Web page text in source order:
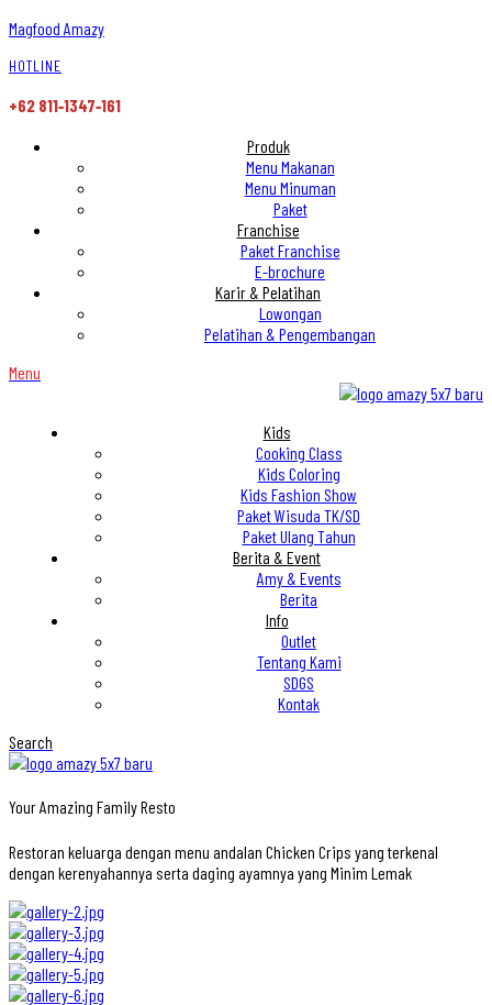
Magfood Amazy
HOTLINE
+62 811‑1347‑161
Produk
Menu Makanan
Menu Minuman
Paket
Franchise
Paket Franchise
E-brochure
Karir & Pelatihan
Lowongan
Pelatihan & Pengembangan
Menu
Kids
Cooking Class
Kids Coloring
Kids Fashion Show
Paket Wisuda TK/SD
Paket Ulang Tahun
Berita & Event
Amy & Events
Berita
Info
Outlet
Tentang Kami
SDGS
Kontak
Search
Your Amazing Family Resto
Restoran keluarga dengan menu andalan Chicken Crips yang terkenal
dengan kerenyahannya serta daging ayamnya yang Minim Lemak